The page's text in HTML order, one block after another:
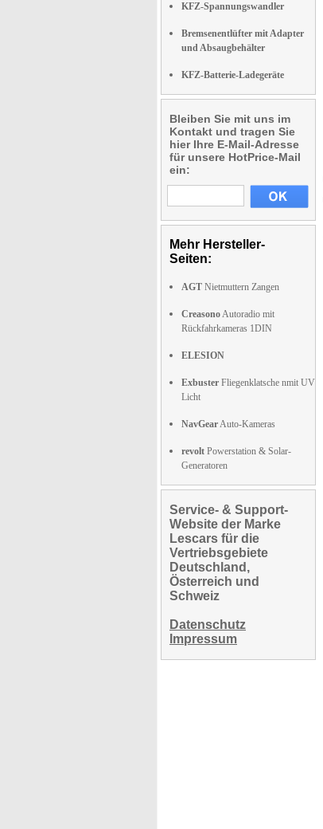
KFZ-Spannungswandler
Bremsenentlüfter mit Adapter
und Absaugbehälter
KFZ-Batterie-Ladegeräte
Bleiben Sie mit uns im
Kontakt und tragen Sie
hier Ihre E-Mail-Adresse
für unsere HotPrice-Mail
ein:
Mehr Hersteller-
Seiten:
AGT Nietmuttern Zangen
CreasonoAutoradio mit
Rückfahrkameras 1DIN
ELESION
Exbuster Fliegenklatsche nmit UV
Licht
NavGearAuto-Kameras
revolt Powerstation & Solar-
Generatoren
Service- & Support-
Website der Marke
Lescars für die
Vertriebsgebiete
Deutschland,
Österreich und
Schweiz
Datenschutz
Impressum